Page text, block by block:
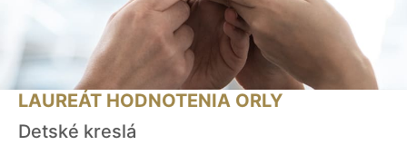
LAUREÁT HODNOTENIA ORLY
Detské kreslá